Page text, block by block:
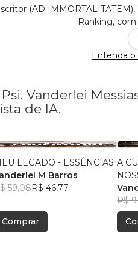
(AD
Ranking,
Entenda o
Vanderlei
de IA.
LEGADO - ESSÊNCIAS
M Barros
59,08R$ 46,77
Comprar
A
R$